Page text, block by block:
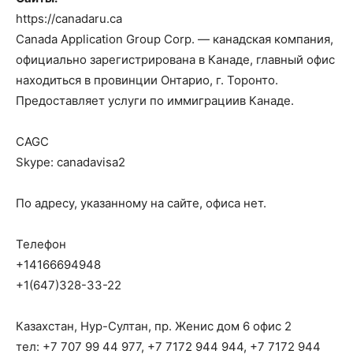
https://canadaru.ca
Canada Application Group Corp. — канадская компания,
официально зарегистрирована в Канаде, главный офис
находиться в провинции Онтарио, г. Торонто.
Предоставляет услуги по иммиграциив Канаде.
CAGC
Skype: canadavisa2
По адресу, указанному на сайте, офиса нет.
Телефон
+14166694948
+1(647)328-33-22
Казахстан, Нур-Султан, пр. Женис дом 6 офис 2
тел: +7 707 99 44 977, +7 7172 944 944, +7 7172 944